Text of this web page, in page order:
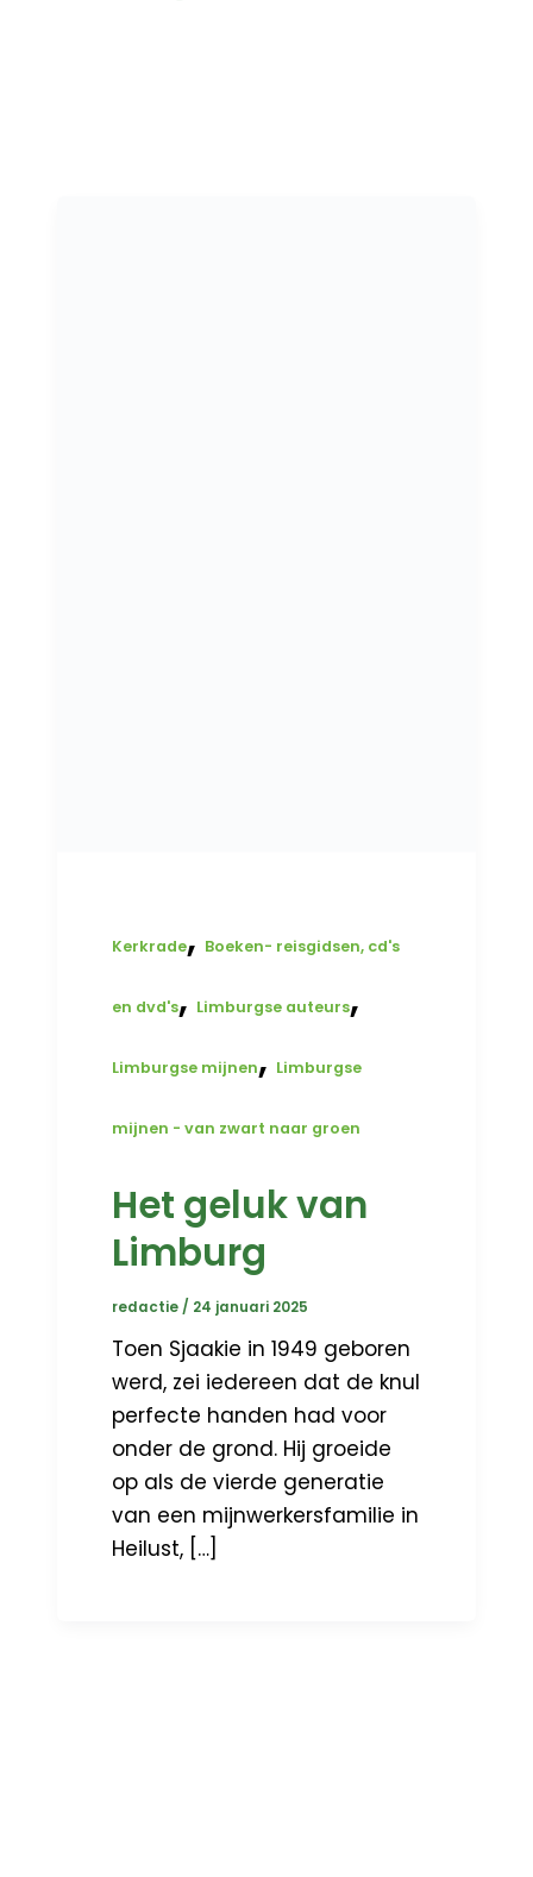
Kerkrade, Boeken- reisgidsen, cd's
en dvd's, Limburgse auteurs,
Limburgse mijnen, Limburgse
mijnen - van zwart naar groen
Het geluk van
Limburg
redactie/ 24 januari 2025
Toen Sjaakie in 1949 geboren
werd, zei iedereen dat de knul
perfecte handen had voor
onder de grond. Hij groeide
op als de vierde generatie
van een mijnwerkersfamilie in
Heilust, […]